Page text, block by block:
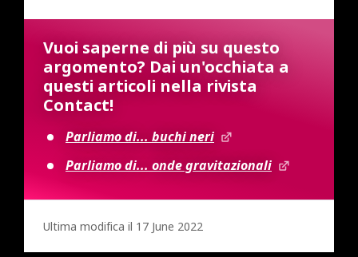
Vuoi saperne di più su questo
argomento? Dai un'occhiata a
questi articoli nella rivista
Contact!
Parliamo di... buchi neri
Parliamo di... onde gravitazionali
Ultima modifica il 17 June 2022